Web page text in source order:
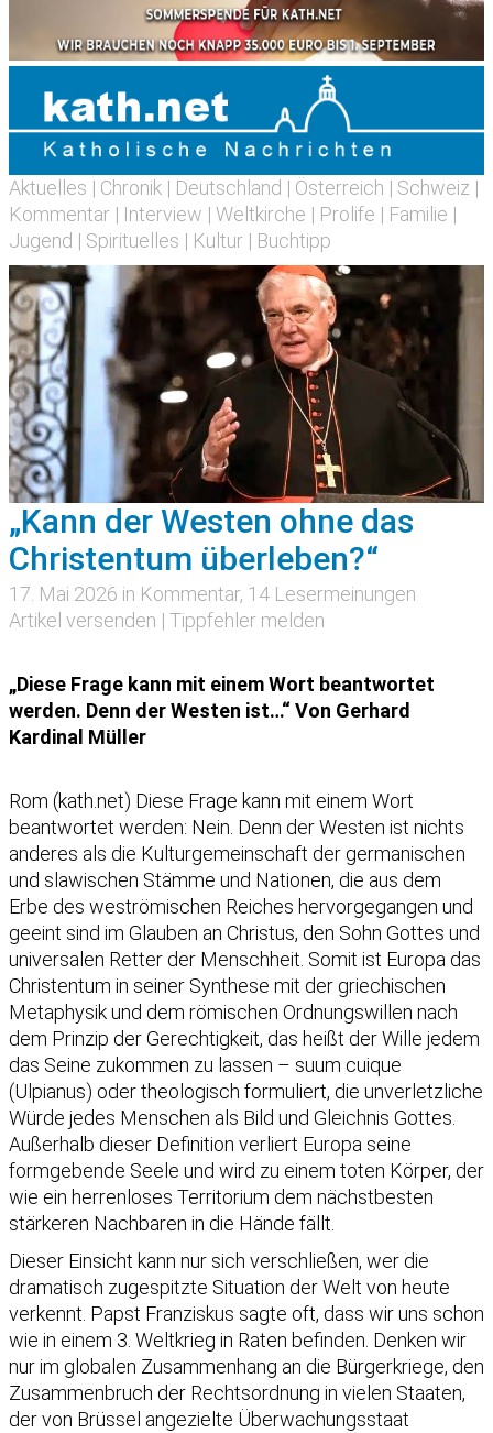
Aktuelles | Chronik | Deutschland | Österreich | Schweiz |
Kommentar | Interview | Weltkirche | Prolife | Familie |
Jugend | Spirituelles | Kultur | Buchtipp
„Kann der Westen ohne das
Christentum überleben?“
17. Mai 2026 in Kommentar, 14 Lesermeinungen
Artikel versenden | Tippfehler melden
„Diese Frage kann mit einem Wort beantwortet
werden. Denn der Westen ist…“ Von Gerhard
Kardinal Müller
Rom (kath.net) Diese Frage kann mit einem Wort
beantwortet werden: Nein. Denn der Westen ist nichts
anderes als die Kulturgemeinschaft der germanischen
und slawischen Stämme und Nationen, die aus dem
Erbe des weströmischen Reiches hervorgegangen und
geeint sind im Glauben an Christus, den Sohn Gottes und
universalen Retter der Menschheit. Somit ist Europa das
Christentum in seiner Synthese mit der griechischen
Metaphysik und dem römischen Ordnungswillen nach
dem Prinzip der Gerechtigkeit, das heißt der Wille jedem
das Seine zukommen zu lassen – suum cuique
(Ulpianus) oder theologisch formuliert, die unverletzliche
Würde jedes Menschen als Bild und Gleichnis Gottes.
Außerhalb dieser Definition verliert Europa seine
formgebende Seele und wird zu einem toten Körper, der
wie ein herrenloses Territorium dem nächstbesten
stärkeren Nachbaren in die Hände fällt.
Dieser Einsicht kann nur sich verschließen, wer die
dramatisch zugespitzte Situation der Welt von heute
verkennt. Papst Franziskus sagte oft, dass wir uns schon
wie in einem 3. Weltkrieg in Raten befinden. Denken wir
nur im globalen Zusammenhang an die Bürgerkriege, den
Zusammenbruch der Rechtsordnung in vielen Staaten,
der von Brüssel angezielte Überwachungsstaat